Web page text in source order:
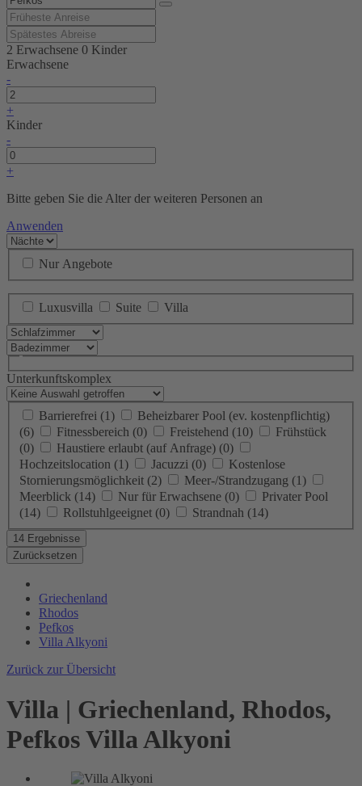
2 Erwachsene 0 Kinder
Erwachsene
-
+
Kinder
-
+
Bitte geben Sie die Alter der weiteren Personen an
Anwenden
Nur Angebote
Luxusvilla Suite Villa
Unterkunftskomplex
Barrierefrei (1)
Beheizbarer Pool (ev. kostenpflichtig)
(6)
Fitnessbereich (0) Freistehend (10)
Frühstück
(0)
Haustiere erlaubt (auf Anfrage) (0)
Hochzeitslocation (1) Jacuzzi (0)
Kostenlose
Stornierungsmöglichkeit (2) Meer-/Strandzugang (1)
Meerblick (14) Nur für Erwachsene (0)
Privater Pool
(14)
Rollstuhlgeeignet (0) Strandnah (14)
14 Ergebnisse
Zurücksetzen
Griechenland
Rhodos
Pefkos
Villa Alkyoni
Zurück zur Übersicht
Villa | Griechenland, Rhodos,
PefkosVilla Alkyoni